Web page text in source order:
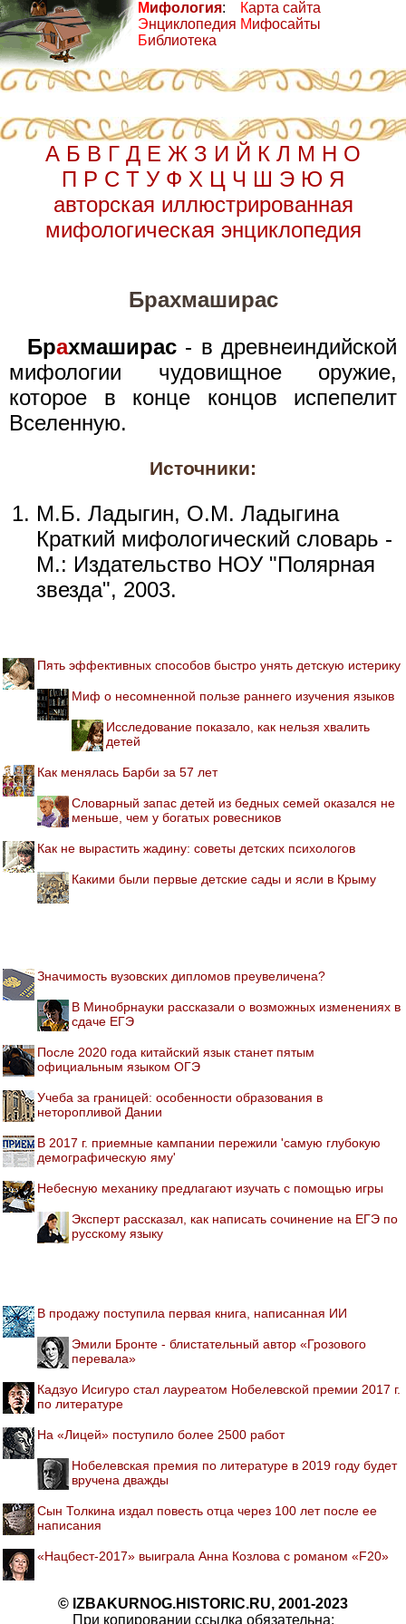
Мифология:
Энциклопедия
Библиотека
Карта сайта
Мифосайты
А Б В Г Д Е Ж З И Й К Л М Н О
П Р С Т У Ф Х Ц Ч Ш Э Ю Я
авторская иллюстрированная
мифологическая энциклопедия
Брахмаширас
Брахмаширас - в древнеиндийской
мифологии чудовищное оружие,
которое в конце концов испепелит
Вселенную.
Источники:
М.Б. Ладыгин, О.М. Ладыгина
Краткий мифологический словарь -
М.: Издательство НОУ "Полярная
звезда", 2003.
Пять эффективных способов быстро унять детскую истерику
Миф о несомненной пользе раннего изучения языков
Исследование показало, как нельзя хвалить
детей
Как менялась Барби за 57 лет
Словарный запас детей из бедных семей оказался не
меньше, чем у богатых ровесников
Как не вырастить жадину: советы детских психологов
Какими были первые детские сады и ясли в Крыму
Значимость вузовских дипломов преувеличена?
В Минобрнауки рассказали о возможных изменениях в
сдаче ЕГЭ
После 2020 года китайский язык станет пятым
официальным языком ОГЭ
Учеба за границей: особенности образования в
неторопливой Дании
В 2017 г. приемные кампании пережили 'самую глубокую
демографическую яму'
Небесную механику предлагают изучать с помощью игры
Эксперт рассказал, как написать сочинение на ЕГЭ по
русскому языку
В продажу поступила первая книга, написанная ИИ
Эмили Бронте - блистательный автор «Грозового
перевала»
Кадзуо Исигуро стал лауреатом Нобелевской премии 2017 г.
по литературе
На «Лицей» поступило более 2500 работ
Нобелевская премия по литературе в 2019 году будет
вручена дважды
Сын Толкина издал повесть отца через 100 лет после ее
написания
«Нацбест-2017» выиграла Анна Козлова с романом «F20»
© IZBAKURNOG.HISTORIC.RU, 2001-2023
При копировании ссылка обязательна: